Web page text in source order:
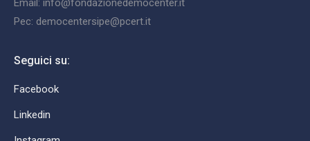
Email: info@fondazionedemocenter.it
Pec: democentersipe@pcert.it
Seguici su:
Facebook
Linkedin